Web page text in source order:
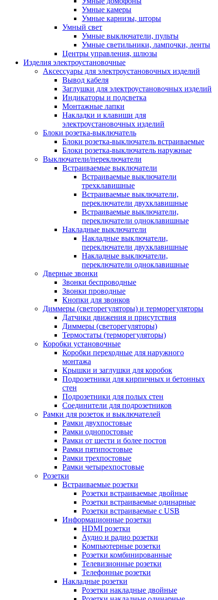
Умные камеры
Умные карнизы, шторы
Умный свет
Умные выключатели, пульты
Умные светильники, лампочки, ленты
Центры управления, шлюзы
Изделия электроустановочные
Аксессуары для электроустановочных изделий
Вывод кабеля
Заглушки для электроустановочных изделий
Индикаторы и подсветка
Монтажные лапки
Накладки и клавиши для
электроустановочных изделий
Блоки розетка-выключатель
Блоки розетка-выключатель встраиваемые
Блоки розетка-выключатель наружные
Выключатели/переключатели
Встраиваемые выключатели
Встраиваемые выключатели
трехклавишные
Встраиваемые выключатели,
переключатели двухклавишные
Встраиваемые выключатели,
переключатели одноклавишные
Накладные выключатели
Накладные выключатели,
переключатели двухклавишные
Накладные выключатели,
переключатели одноклавишные
Дверные звонки
Звонки беспроводные
Звонки проводные
Кнопки для звонков
Диммеры (светорегуляторы) и терморегуляторы
Датчики движения и присутствия
Диммеры (светорегуляторы)
Термостаты (терморегуляторы)
Коробки установочные
Коробки переходные для наружного
монтажа
Крышки и заглушки для коробок
Подрозетники для кирпичных и бетонных
стен
Подрозетники для полых стен
Соединители для подрозетников
Рамки для розеток и выключателей
Рамки двухпостовые
Рамки однопостовые
Рамки от шести и более постов
Рамки пятипостовые
Рамки трехпостовые
Рамки четырехпостовые
Розетки
Встраиваемые розетки
Розетки встраиваемые двойные
Розетки встраиваемые одинарные
Розетки встраиваемые с USB
Информационные розетки
HDMI розетки
Аудио и радио розетки
Компьютерные розетки
Розетки комбинированные
Телевизионные розетки
Телефонные розетки
Накладные розетки
Розетки накладные двойные